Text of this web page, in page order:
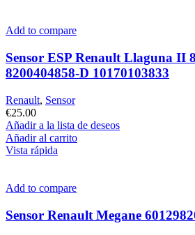
Add to compare
Sensor ESP Renault Llaguna II
8200404858-D 10170103833
Renault, Sensor
€25.00
Añadir a la lista de deseos
Añadir al carrito
Vista rápida
Add to compare
Sensor Renault Megane